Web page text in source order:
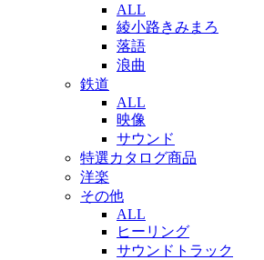
ALL
綾小路きみまろ
落語
浪曲
鉄道
ALL
映像
サウンド
特選カタログ商品
洋楽
その他
ALL
ヒーリング
サウンドトラック